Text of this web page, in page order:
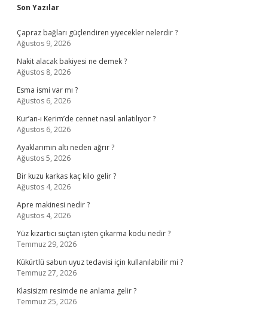
Sidebar
Son Yazılar
Çapraz bağları güçlendiren yiyecekler nelerdir ?
Ağustos 9, 2026
Nakit alacak bakiyesi ne demek ?
Ağustos 8, 2026
Esma ismi var mı ?
Ağustos 6, 2026
Kur’an-ı Kerim’de cennet nasıl anlatılıyor ?
Ağustos 6, 2026
Ayaklarımın altı neden ağrır ?
Ağustos 5, 2026
Bir kuzu karkas kaç kilo gelir ?
Ağustos 4, 2026
Apre makinesi nedir ?
Ağustos 4, 2026
Yüz kızartıcı suçtan işten çıkarma kodu nedir ?
Temmuz 29, 2026
Kükürtlü sabun uyuz tedavisi için kullanılabilir mi ?
Temmuz 27, 2026
Klasisizm resimde ne anlama gelir ?
Temmuz 25, 2026